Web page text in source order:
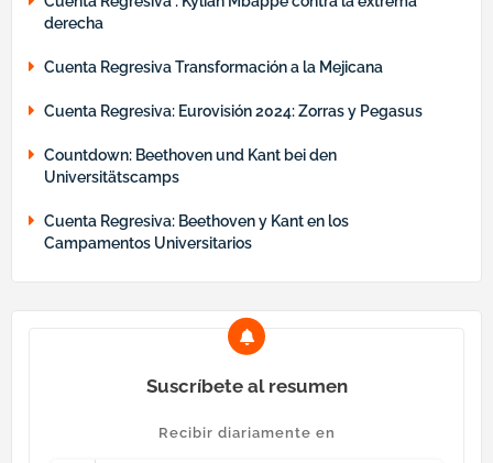
derecha
Cuenta Regresiva Transformación a la Mejicana
Cuenta Regresiva: Eurovisión 2024: Zorras y Pegasus
Countdown: Beethoven und Kant bei den
Universitätscamps
Cuenta Regresiva: Beethoven y Kant en los
Campamentos Universitarios
Suscríbete al resumen
Recibir diariamente en